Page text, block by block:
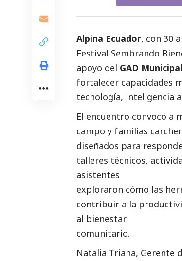
Alpina Ecuador, con 30
Festival Sembrando
apoyo del GAD
fortalecer capacidades
tecnología, inteligencia
El encuentro convocó a
campo y familias
diseñados para
talleres técnicos,
asistentes
exploraron cómo las
contribuir a la
al bienestar
comunitario.
Natalia Triana, Gerente